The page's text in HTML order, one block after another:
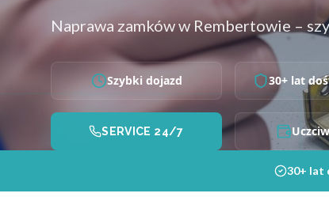
Naprawa zamków w Rembertowie –
Szybki dojazd 30+ lat
SERVICE 24/7
30+ lat